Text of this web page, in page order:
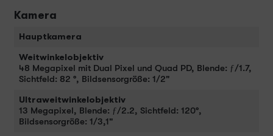
Kamera
Hauptkamera
Weitwinkelobjektiv
48 Megapixel mit Dual Pixel und Quad PD, Blende: ƒ/1.7,
Sichtfeld: 82 °, Bildsensorgröße: 1/2"
Ultraweitwinkelobjektiv
13 Megapixel, Blende: ƒ/2.2, Sichtfeld: 120°,
Bildsensorgröße: 1/3,1"